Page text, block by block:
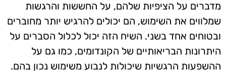
מדברים על הציפיות שלהם, על החששות והרגשות
שמלווים את השימוש, הם יכולים להרגיש יותר מחוברים
ובטוחים אחד בשני. השיח הזה יכול לכלול הסברים על
היתרונות הבריאותיים של הקונדומים, כמו גם על
ההשפעות הרגשיות שיכולות לנבוע משימוש נכון בהם.